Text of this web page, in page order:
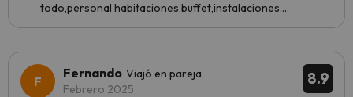
todo,personal habitaciones,buffet,instalaciones....
8.9
Fernando Viajó en pareja
Febrero 2025